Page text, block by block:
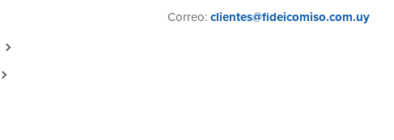
Correo: clientes@fideicomiso.com.uy